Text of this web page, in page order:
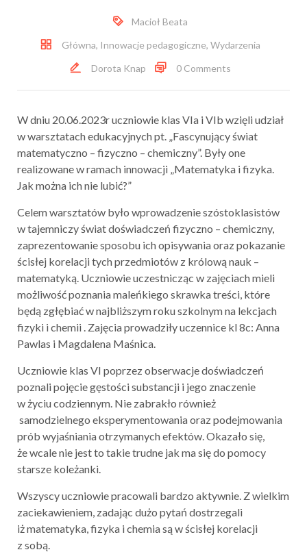
Macioł Beata
Główna, Innowacje pedagogiczne, Wydarzenia
Dorota Knap
0 Comments
W dniu 20.06.2023r uczniowie klas VIa i VIb wzięli udział
w warsztatach edukacyjnych pt. „Fascynujący świat
matematyczno – fizyczno – chemiczny”. Były one
realizowane w ramach innowacji „Matematyka i fizyka.
Jak można ich nie lubić?”
Celem warsztatów było wprowadzenie szóstoklasistów
w tajemniczy świat doświadczeń fizyczno – chemiczny,
zaprezentowanie sposobu ich opisywania oraz pokazanie
ścisłej korelacji tych przedmiotów z królową nauk –
matematyką. Uczniowie uczestnicząc w zajęciach mieli
możliwość poznania maleńkiego skrawka treści, które
będą zgłębiać w najbliższym roku szkolnym na lekcjach
fizyki i chemii . Zajęcia prowadziły uczennice kl 8c: Anna
Pawlas i Magdalena Maśnica.
Uczniowie klas VI poprzez obserwacje doświadczeń
poznali pojęcie gęstości substancji i jego znaczenie
w życiu codziennym. Nie zabrakło również
samodzielnego eksperymentowania oraz podejmowania
prób wyjaśniania otrzymanych efektów. Okazało się,
że wcale nie jest to takie trudne jak ma się do pomocy
starsze koleżanki.
Wszyscy uczniowie pracowali bardzo aktywnie. Z wielkim
zaciekawieniem, zadając dużo pytań dostrzegali
iż matematyka, fizyka i chemia są w ścisłej korelacji
z sobą.